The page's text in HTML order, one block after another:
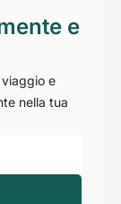
e
e
nella tua